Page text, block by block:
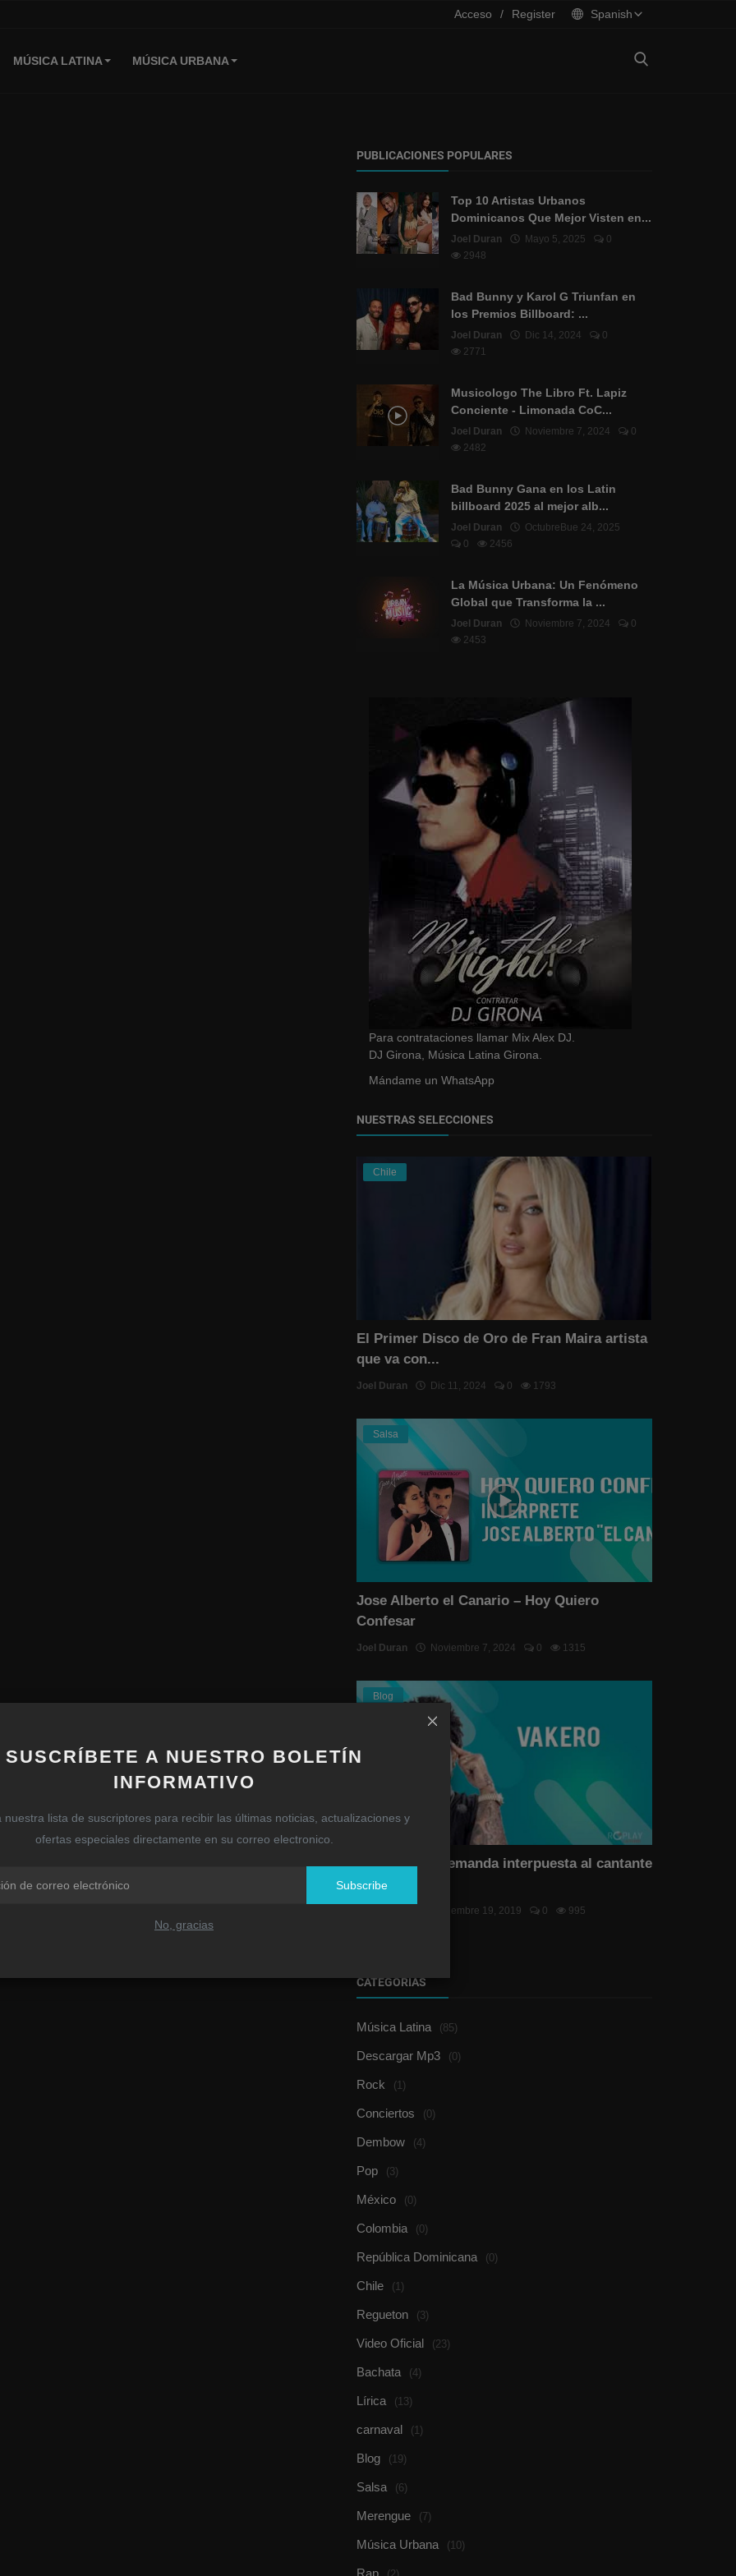
Acceso / Register Spanish
MÚSICA LATINA MÚSICA URBANA
SUSCRÍBETE A NUESTRO BOLETÍN
INFORMATIVO
nuestra lista de suscriptores para recibir las últimas noticias, actualizaciones y
ofertas especiales directamente en su correo electronico.
Subscribe
No, gracias
PUBLICACIONES POPULARES
Top 10 Artistas Urbanos
Dominicanos Que Mejor Visten en...
Joel Duran Mayo 5, 2025
0
2948
Bad Bunny y Karol G Triunfan en
los Premios Billboard: ...
Joel Duran Dic 14, 2024
0
2771
Musicologo The Libro Ft. Lapiz
Conciente - Limonada CoC...
Joel Duran Noviembre 7, 2024
0
2482
Bad Bunny Gana en los Latin
billboard 2025 al mejor alb...
Joel Duran
OctubreBue 24, 2025
0
2456
La Música Urbana: Un Fenómeno
Global que Transforma la ...
Joel Duran Noviembre 7, 2024
0
2453
Para contrataciones llamar Mix Alex DJ.
DJ Girona, Música Latina Girona.
Mándame un WhatsApp
NUESTRAS SELECCIONES
Chile
El Primer Disco de Oro de Fran Maira artista
que va con...
Joel Duran Dic 11, 2024 0 1793
Salsa
Jose Alberto el Canario – Hoy Quiero
Confesar
Joel Duran Noviembre 7, 2024 0 1315
Blog
Rechazan la demanda interpuesta al cantante
urbano Vake...
Noviembre 19, 2019 0 995
CATEGORÍAS
Música Latina (85)
Descargar Mp3 (0)
Rock (1)
Conciertos (0)
Dembow (4)
Pop (3)
México (0)
Colombia (0)
República Dominicana (0)
Chile (1)
Regueton (3)
Video Oficial (23)
Bachata (4)
Lírica (13)
carnaval (1)
Blog (19)
Salsa (6)
Merengue (7)
Música Urbana (10)
Rap